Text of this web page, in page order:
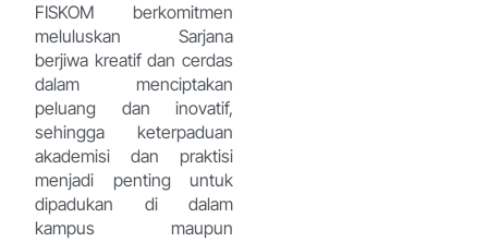
FISKOM berkomitmen
meluluskan Sarjana
berjiwa kreatif dan cerdas
dalam menciptakan
peluang dan inovatif,
sehingga keterpaduan
akademisi dan praktisi
menjadi penting untuk
dipadukan di dalam
kampus maupun